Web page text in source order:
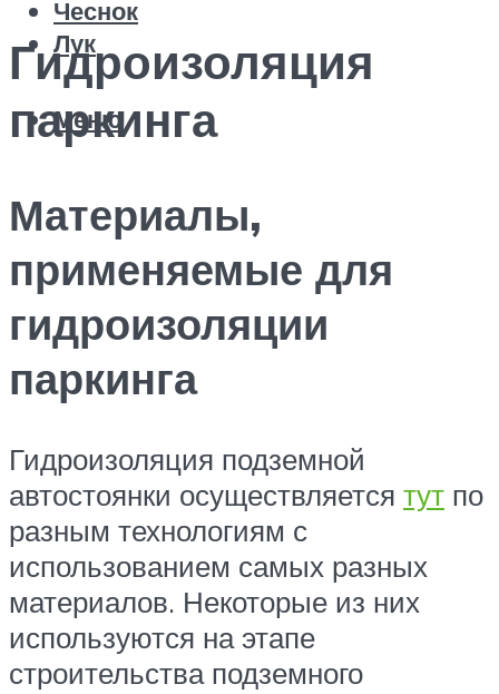
Чеснок
Лук
Меню
Гидроизоляция
паркинга
Материалы,
применяемые для
гидроизоляции
паркинга
Гидроизоляция подземной
автостоянки осуществляется тут по
разным технологиям с
использованием самых разных
материалов. Некоторые из них
используются на этапе
строительства подземного